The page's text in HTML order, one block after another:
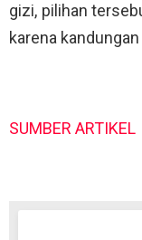
gizi, pilihan
karena
SUMBER ARTIKEL